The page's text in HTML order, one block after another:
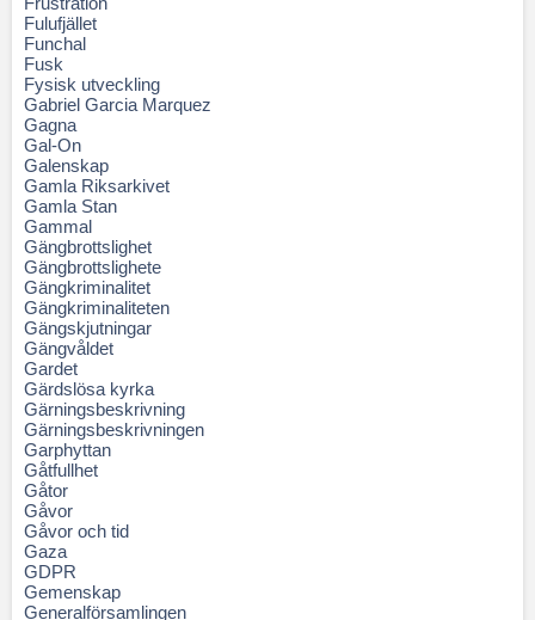
Fulufjället
Funchal
Fusk
Fysisk utveckling
Gabriel Garcia Marquez
Gagna
Gal-On
Galenskap
Gamla Riksarkivet
Gamla Stan
Gammal
Gängbrottslighet
Gängbrottslighete
Gängkriminalitet
Gängkriminaliteten
Gängskjutningar
Gängvåldet
Gardet
Gärdslösa kyrka
Gärningsbeskrivning
Gärningsbeskrivningen
Garphyttan
Gåtfullhet
Gåtor
Gåvor
Gåvor och tid
Gaza
GDPR
Gemenskap
Generalförsamlingen